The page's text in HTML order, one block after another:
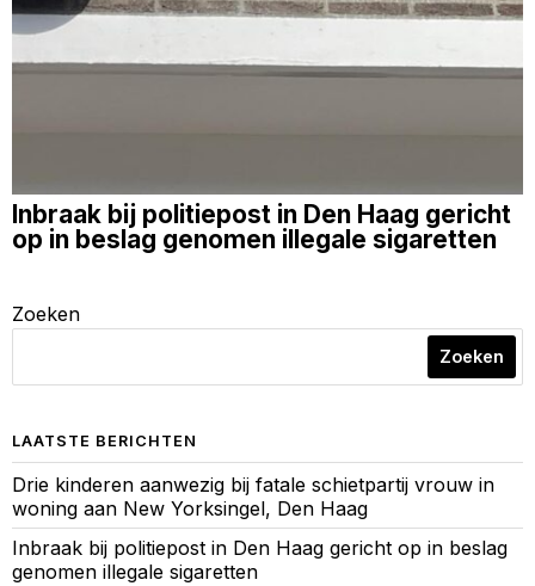
Inbraak bij politiepost in Den Haag gericht
op in beslag genomen illegale sigaretten
Zoeken
Zoeken
LAATSTE BERICHTEN
Drie kinderen aanwezig bij fatale schietpartij vrouw in
woning aan New Yorksingel, Den Haag
Inbraak bij politiepost in Den Haag gericht op in beslag
genomen illegale sigaretten